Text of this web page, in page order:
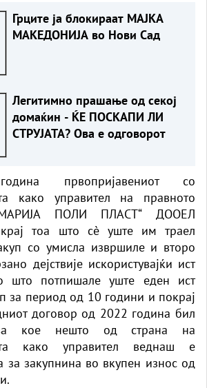
Грците ја блокираат МАЈКА
МАКЕДОНИЈА во Нови Сад
Легитимно прашање од секој
домаќин - ЌЕ ПОСКАПИ ЛИ
СТРУЈАТА? Ова е одговорот
првопријавениот со
како управител на правното
ПОЛИ ПЛАСТ“ ДООЕЛ
тоа што сè уште им траел
со умисла извршиле и второ
дејствије искористувајќи ист
што потпишале уште еден ист
за период од 10 години и покрај
договор од 2022 година бил
кое нешто од страна на
како управител веднаш е
за закупнина во вкупен износ од